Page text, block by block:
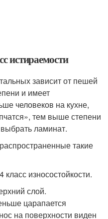
истираемости
зависит от пешей
и имеет
человеков на кухне,
тем выше степени
ламинат.
такие
износостойкости.
слой.
царапается
на поверхности виден